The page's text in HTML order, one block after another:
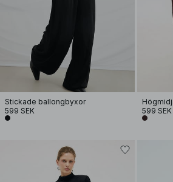
Stickade ballongbyxor
599 SEK
599 SEK